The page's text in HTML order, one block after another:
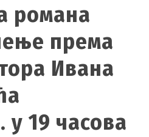
романа
према
Ивана
у 19 часова